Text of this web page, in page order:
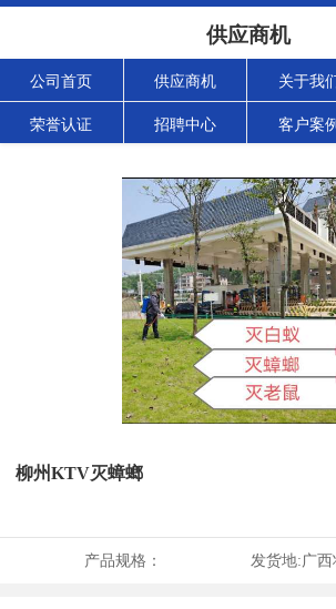
供应商机
公司首页 供应商机 关于我
荣誉认证 招聘中心 客户案例
柳州KTV灭蟑螂
产品规格： 发货地:广